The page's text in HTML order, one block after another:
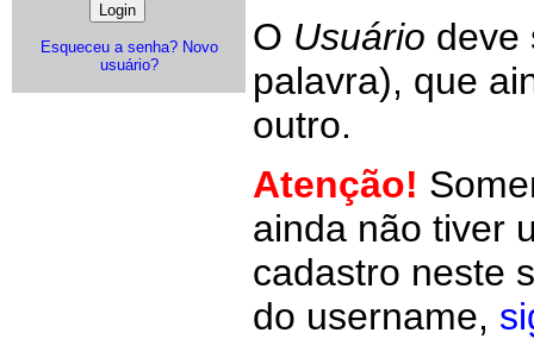
Esqueceu a senha? Novo
usuário?
O Usuário deve
palavra), que
outro.
Atenção!
ainda não tiver
cadastro neste
do username,